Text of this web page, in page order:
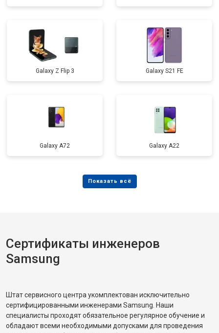
Galaxy Z Flip 3 Galaxy S21 FE
Galaxy A72 Galaxy А22
Сертификаты инженеров
Samsung
Штат сервисного центра укомплектован исключительно
сертифицированными инженерами Samsung. Наши
специалисты проходят обязательное регулярное обучение и
обладают всеми необходимыми допусками для проведения